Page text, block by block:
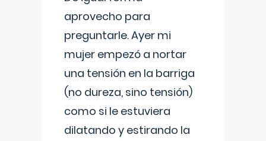
aprovecho para
preguntarle. Ayer mi
mujer empezó a nortar
una tensión en la barriga
(no dureza, sino tensión)
como si le estuviera
dilatando y estirando la